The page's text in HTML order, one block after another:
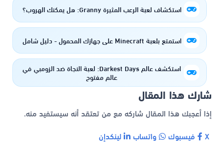
استكشاف لعبة الرعب المثيرة Granny: هل يمكنك الهروب؟
استمتع بلعبة Minecraft على جهازك المحمول - دليل شامل
استكشف عالم Darkest Days: لعبة النجاة ضد الزومبي في
عالم مفتوح
شارك هذا المقال
إذا أعجبك هذا المقال شاركه مع من تعتقد أنه سيستفيد منه.
فيسبوك واتساب لينكدإن